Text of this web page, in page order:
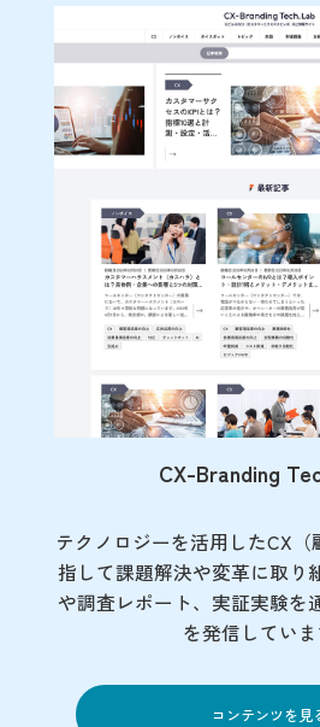
CX-Branding
テクノロジーを活用したCX（
指して課題解決や変革に取り
や調査レポート、実証実験を
を発信していま
コンテンツを見